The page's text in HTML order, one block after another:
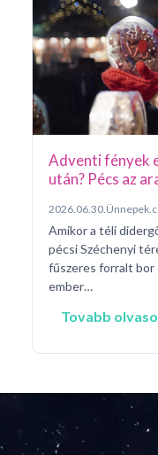
Adventi fények
után? Pécs az
2026.06.30.
Amikor a téli
pécsi Széchenyi
fűszeres forralt bor
ember…
Tovabb